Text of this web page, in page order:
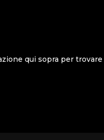
qui sopra per trovare